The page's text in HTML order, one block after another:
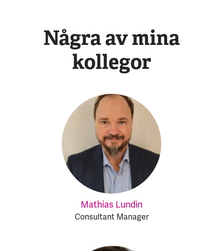
Några av mina
kollegor
Mathias Lundin
Consultant Manager